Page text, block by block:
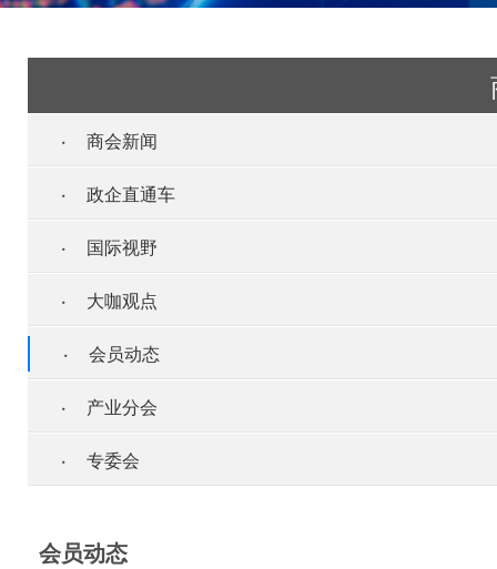
· 商会新闻
· 政企直通车
· 国际视野
· 大咖观点
· 会员动态
· 产业分会
· 专委会
会员动态